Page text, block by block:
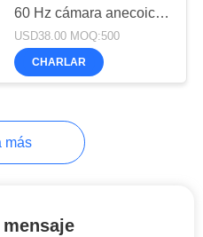
60 Hz cámara anecoica
de cámara blindada RF
USD38.00 MOQ:500
CHARLAR
más